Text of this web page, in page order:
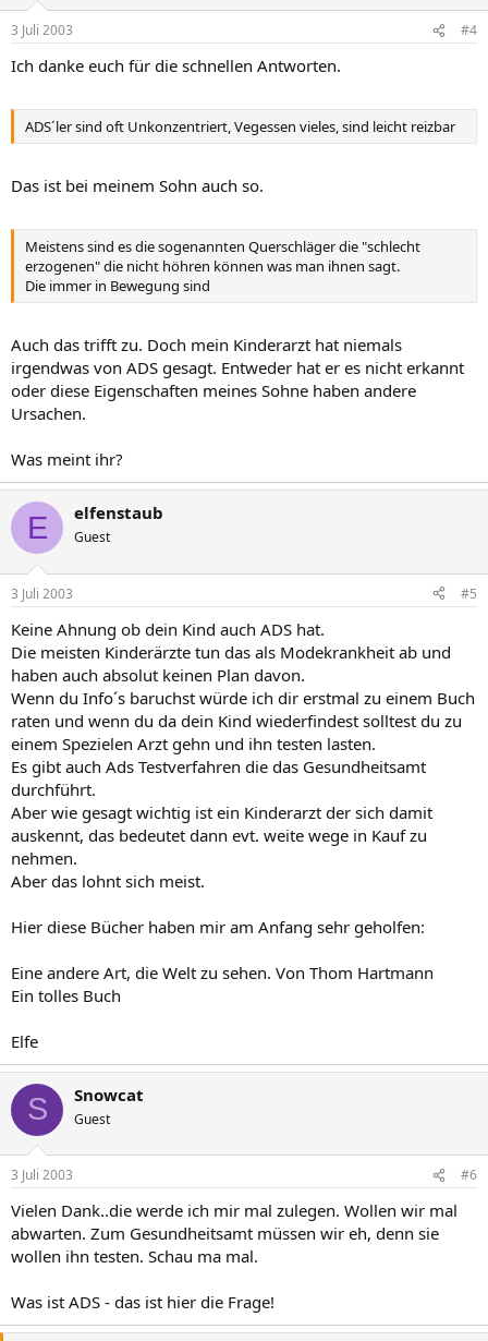
3 Juli 2003 #4
Ich danke euch für die schnellen Antworten.
ADS´ler sind oft Unkonzentriert, Vegessen vieles, sind leicht reizbar
Das ist bei meinem Sohn auch so.
Meistens sind es die sogenannten Querschläger die "schlecht
erzogenen" die nicht höhren können was man ihnen sagt.
Die immer in Bewegung sind
Auch das trifft zu. Doch mein Kinderarzt hat niemals
irgendwas von ADS gesagt. Entweder hat er es nicht erkannt
oder diese Eigenschaften meines Sohne haben andere
Ursachen.
Was meint ihr?
E elfenstaub
Guest
3 Juli 2003 #5
Keine Ahnung ob dein Kind auch ADS hat.
Die meisten Kinderärzte tun das als Modekrankheit ab und
haben auch absolut keinen Plan davon.
Wenn du Info´s baruchst würde ich dir erstmal zu einem Buch
raten und wenn du da dein Kind wiederfindest solltest du zu
einem Spezielen Arzt gehn und ihn testen lasten.
Es gibt auch Ads Testverfahren die das Gesundheitsamt
durchführt.
Aber wie gesagt wichtig ist ein Kinderarzt der sich damit
auskennt, das bedeutet dann evt. weite wege in Kauf zu
nehmen.
Aber das lohnt sich meist.
Hier diese Bücher haben mir am Anfang sehr geholfen:
Eine andere Art, die Welt zu sehen. Von Thom Hartmann
Ein tolles Buch
Elfe
S Snowcat
Guest
3 Juli 2003 #6
Vielen Dank..die werde ich mir mal zulegen. Wollen wir mal
abwarten. Zum Gesundheitsamt müssen wir eh, denn sie
wollen ihn testen. Schau ma mal.
Was ist ADS - das ist hier die Frage!